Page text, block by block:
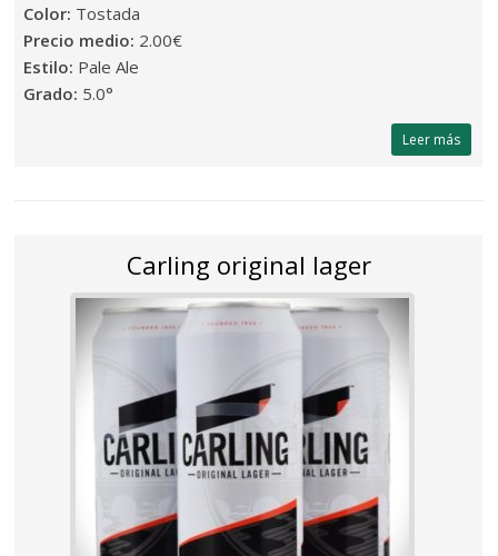
Color: Tostada
Precio medio: 2.00€
Estilo: Pale Ale
Grado: 5.0°
Leer más
Carling original lager